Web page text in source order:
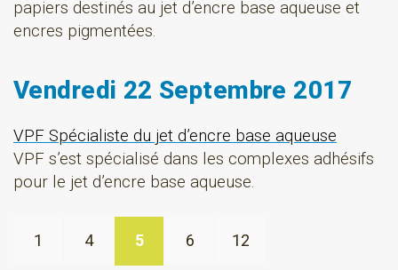
papiers destinés au jet d’encre base aqueuse et
encres pigmentées.
Vendredi 22 Septembre 2017
VPF Spécialiste du jet d’encre base aqueuse
VPF s’est spécialisé dans les complexes adhésifs
pour le jet d’encre base aqueuse.
1 4 5 6 12